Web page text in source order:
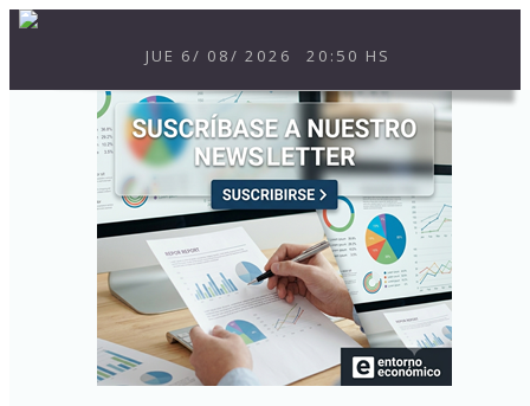
JUE 6/ 08/ 2026 20:50 HS